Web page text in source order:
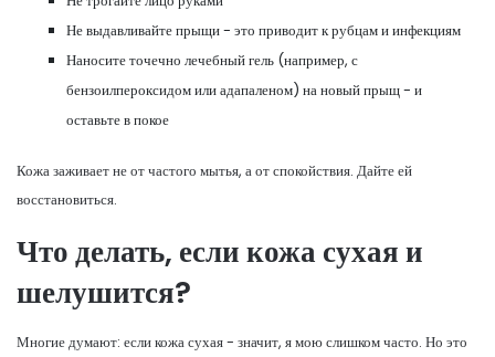
Не выдавливайте прыщи - это приводит к рубцам и инфекциям
Наносите точечно лечебный гель (например, с
бензоилпероксидом или адапаленом) на новый прыщ - и
оставьте в покое
Кожа заживает не от частого мытья, а от спокойствия. Дайте ей
восстановиться.
Что делать, если кожа сухая и
шелушится?
Многие думают: если кожа сухая - значит, я мою слишком часто. Но это